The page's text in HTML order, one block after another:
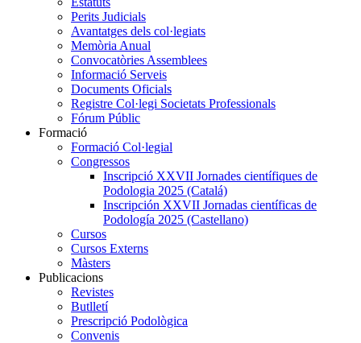
Perits Judicials
Avantatges dels col·legiats
Memòria Anual
Convocatòries Assemblees
Informació Serveis
Documents Oficials
Registre Col·legi Societats Professionals
Fórum Públic
Formació
Formació Col·legial
Congressos
Inscripció XXVII Jornades científiques de
Podologia 2025 (Catalá)
Inscripción XXVII Jornadas científicas de
Podología 2025 (Castellano)
Cursos
Cursos Externs
Màsters
Publicacions
Revistes
Butlletí
Prescripció Podològica
Convenis